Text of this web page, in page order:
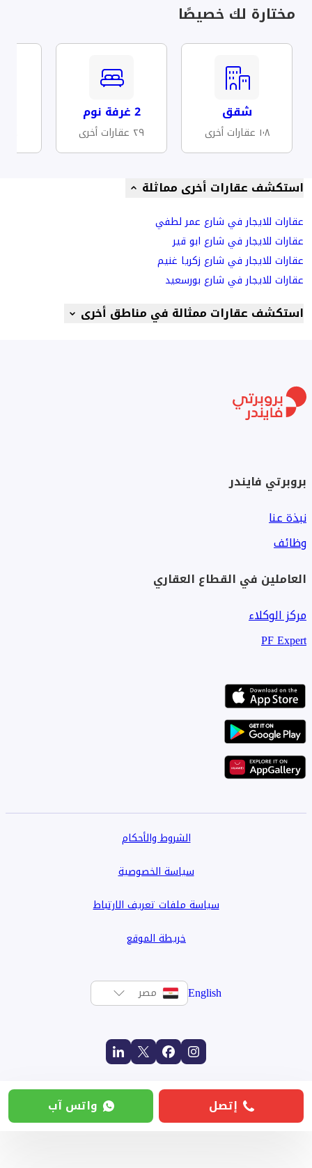
مختارة لك خصيصًا
شقق
١٠٨ عقارات أخرى
2 غرفة نوم
٢٩ عقارات أخرى
استكشف عقارات أخرى مماثلة
عقارات للايجار في شارع عمر لطفي
عقارات للايجار في شارع ابو قير
عقارات للايجار في شارع زكريا غنيم
عقارات للايجار في شارع بورسعيد
استكشف عقارات ممثالة في مناطق أخرى
بروبرتي فايندر
نبذة عنا
وظائف
العاملين في القطاع العقاري
مركز الوكلاء
PF Expert
الشروط والأحكام
سياسة الخصوصية
سياسة ملفات تعريف الارتباط
خريطة الموقع
English مصر
إتصل واتس آب